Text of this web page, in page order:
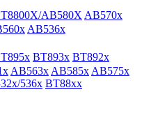
AB580X AB570x
AB536x
BT893x BT892x
AB563x AB585x AB575x
536x BT88xx